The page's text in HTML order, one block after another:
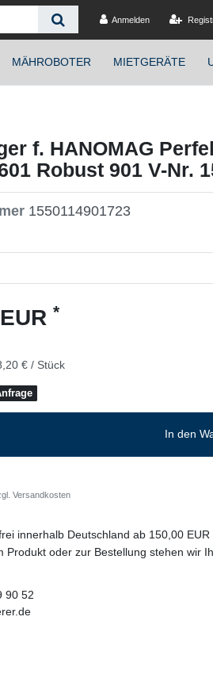
Anmelden
MÄHROBOTER MIETGERÄTE
f. HANOMAG
Robust 901 V-Nr.
1550114901723
*
€ / Stück
In den
Versandkosten
innerhalb Deutschland ab 150,00 EUR
Produkt oder zur Bestellung stehen wir
90 52